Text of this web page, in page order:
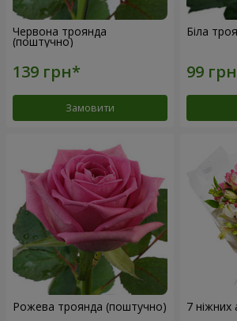
Червона троянда
(поштучно)
Замовити
Біла
Рожева троянда (поштучно) 7 ніжних